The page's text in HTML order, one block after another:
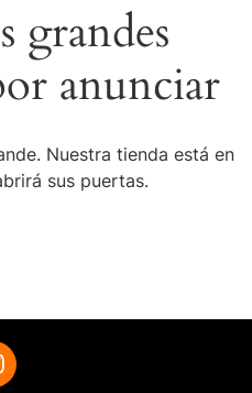
grandes
anunciar
Nuestra tienda está en
sus puertas.